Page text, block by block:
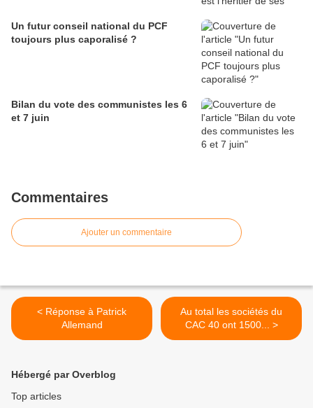
Un futur conseil national du PCF
toujours plus caporalisé ?
Bilan du vote des communistes les 6
et 7 juin
Commentaires
Ajouter un commentaire
< Réponse à Patrick
Allemand
Au total les sociétés du
CAC 40 ont 1500... >
Hébergé par Overblog
Top articles